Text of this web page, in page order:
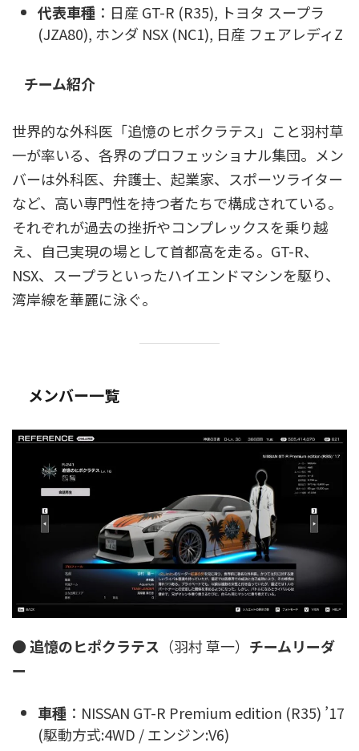
代表車種 ：日産 GT-R (R35), トヨタ スープラ
(JZA80), ホンダ NSX (NC1), 日産 フェアレディZ
チーム紹介
世界的な外科医「追憶のヒポクラテス」こと羽村草
一が率いる、各界のプロフェッショナル集団。メン
バーは外科医、弁護士、起業家、スポーツライター
など、高い専門性を持つ者たちで構成されている。
それぞれが過去の挫折やコンプレックスを乗り越
え、自己実現の場として首都高を走る。GT-R、
NSX、スープラといったハイエンドマシンを駆り、
湾岸線を華麗に泳ぐ。
メンバー一覧
●追憶のヒポクラテス （羽村 草一） チームリーダ
ー
車種 ：NISSAN GT-R Premium edition (R35) ’17
(駆動方式:4WD / エンジン:V6)